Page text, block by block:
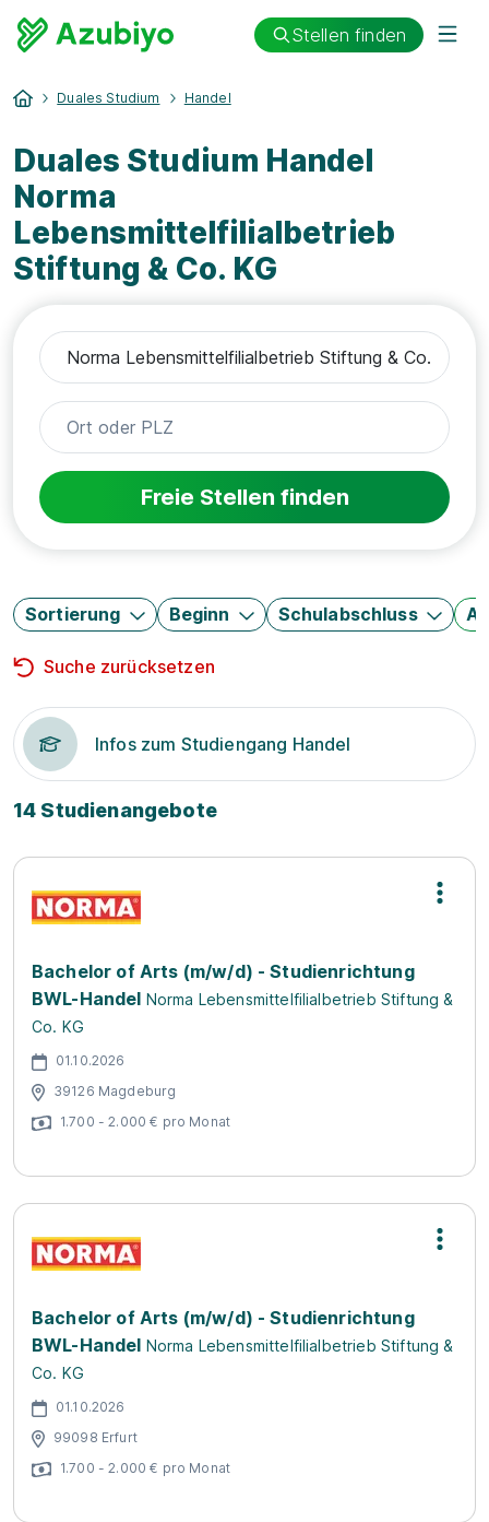
Stellen finden
Duales Studium Handel
Duales Studium Handel
Norma
Lebensmittelfilialbetrieb
Stiftung & Co. KG
Freie Stellen finden
Sortierung Beginn Schulabschluss
Suche zurücksetzen
Infos zum Studiengang Handel
14 Studienangebote
Bachelor of Arts (m/w/d) - Studienrichtung
BWL-Handel Norma Lebensmittelfilialbetrieb Stiftung &
Co. KG
01.10.2026
39126 Magdeburg
1.700 - 2.000 € pro Monat
Bachelor of Arts (m/w/d) - Studienrichtung
BWL-Handel Norma Lebensmittelfilialbetrieb Stiftung &
Co. KG
01.10.2026
99098 Erfurt
1.700 - 2.000 € pro Monat